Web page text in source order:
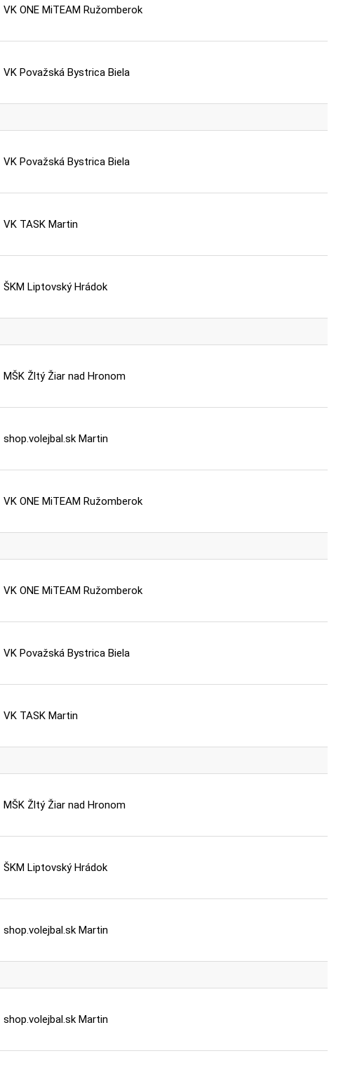
VK ONE MiTEAM Ružomberok
VK Považská Bystrica Biela
VK Považská Bystrica Biela
VK TASK Martin
ŠKM Liptovský Hrádok
MŠK Žltý Žiar nad Hronom
shop.volejbal.sk Martin
VK ONE MiTEAM Ružomberok
VK ONE MiTEAM Ružomberok
VK Považská Bystrica Biela
VK TASK Martin
MŠK Žltý Žiar nad Hronom
ŠKM Liptovský Hrádok
shop.volejbal.sk Martin
shop.volejbal.sk Martin